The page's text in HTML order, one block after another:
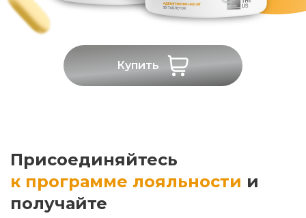
Купить
Присоединяйтесь
к программе лояльности и
получайте